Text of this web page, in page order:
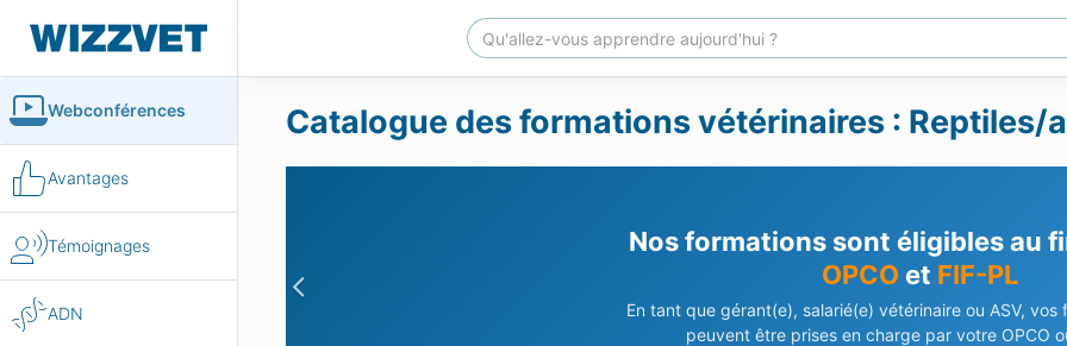
Webconférences
Avantages
Témoignages
ADN
Catalogue des formations vétérinaires : Reptiles/
Nos formations sont éligibles au
OPCO et FIF-PL
En tant que gérant(e), salarié(e) vétérinaire ou ASV,
peuvent être prises en charge par votre OPCO
Previous